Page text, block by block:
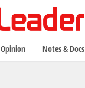
Opinion Notes & Docs